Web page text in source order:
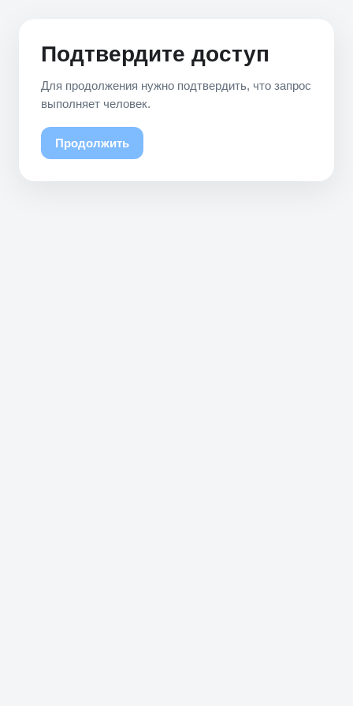
Подтвердите доступ
Для продолжения нужно подтвердить, что запрос
выполняет человек.
Продолжить